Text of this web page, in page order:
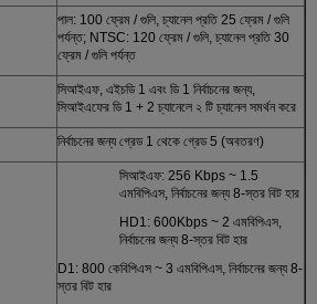
পাল: 100 ফ্রেম / গুলি, চ্যানেল প্রতি 25 ফ্রেম / গুলি
পর্যন্ত; NTSC: 120 ফ্রেম / গুলি, চ্যানেল প্রতি 30
ফ্রেম / গুলি পর্যন্ত
সিআইএফ, এইচডি 1 এবং ডি 1 নির্বাচনের জন্য,
সিআইএফের ডি 1 + 2 চ্যানেলে ২ টি চ্যানেল সমর্থন করে
নির্বাচনের জন্য গ্রেড 1 থেকে গ্রেড 5 (অবতরণ)
সিআইএফ: 256 Kbps ~ 1.5
এমবিপিএস, নির্বাচনের জন্য 8-স্তর বিট হার
HD1: 600Kbps ~ 2 এমবিপিএস,
নির্বাচনের জন্য 8-স্তর বিট হার
D1: 800 কেবিপিএস ~ 3 এমবিপিএস, নির্বাচনের জন্য 8-
স্তর বিট হার